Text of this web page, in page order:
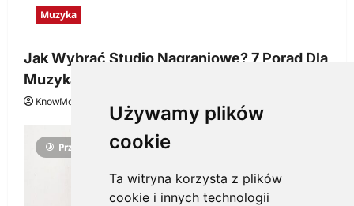
Używamy plików
cookie
Ta witryna korzysta z plików
cookie i innych technologii
Muzyka
Jak Wybrać Studio Nagraniowe? 7 Porad Dla
Muzyka
KnowMore.pl
Przeczytano 3 minut